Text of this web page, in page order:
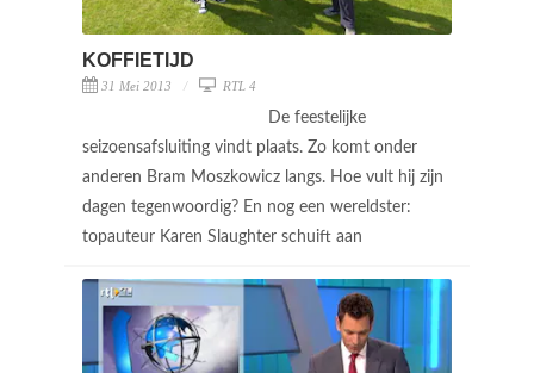
KOFFIETIJD
31 Mei 2013 RTL 4
De feestelijke
seizoensafsluiting vindt plaats. Zo komt onder
anderen Bram Moszkowicz langs. Hoe vult hij zijn
dagen tegenwoordig? En nog een wereldster:
topauteur Karen Slaughter schuift aan